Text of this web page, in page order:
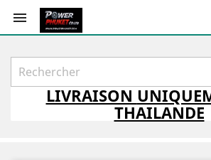

LIVRAISON
THAILANDE